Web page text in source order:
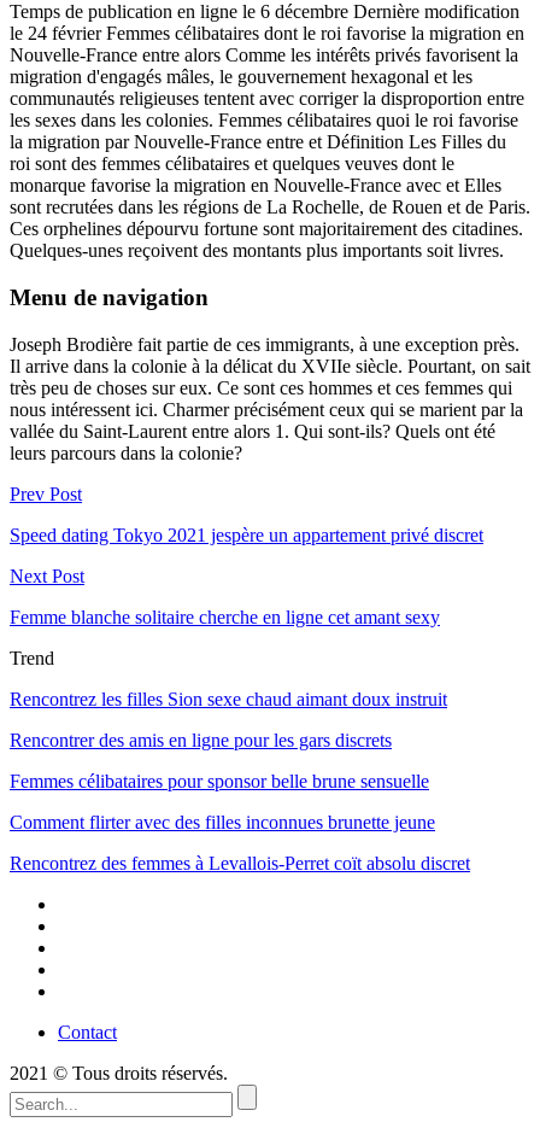
Temps de publication en ligne le 6 décembre Dernière modification
le 24 février Femmes célibataires dont le roi favorise la migration en
Nouvelle-France entre alors Comme les intérêts privés favorisent la
migration d'engagés mâles, le gouvernement hexagonal et les
communautés religieuses tentent avec corriger la disproportion entre
les sexes dans les colonies. Femmes célibataires quoi le roi favorise
la migration par Nouvelle-France entre et Définition Les Filles du
roi sont des femmes célibataires et quelques veuves dont le
monarque favorise la migration en Nouvelle-France avec et Elles
sont recrutées dans les régions de La Rochelle, de Rouen et de Paris.
Ces orphelines dépourvu fortune sont majoritairement des citadines.
Quelques-unes reçoivent des montants plus importants soit livres.
Menu de navigation
Joseph Brodière fait partie de ces immigrants, à une exception près.
Il arrive dans la colonie à la délicat du XVIIe siècle. Pourtant, on sait
très peu de choses sur eux. Ce sont ces hommes et ces femmes qui
nous intéressent ici. Charmer précisément ceux qui se marient par la
vallée du Saint-Laurent entre alors 1. Qui sont-ils? Quels ont été
leurs parcours dans la colonie?
Prev Post
Speed dating Tokyo 2021 jespère un appartement privé discret
Next Post
Femme blanche solitaire cherche en ligne cet amant sexy
Trend
Rencontrez les filles Sion sexe chaud aimant doux instruit
Rencontrer des amis en ligne pour les gars discrets
Femmes célibataires pour sponsor belle brune sensuelle
Comment flirter avec des filles inconnues brunette jeune
Rencontrez des femmes à Levallois-Perret coït absolu discret
Contact
2021 © Tous droits réservés.